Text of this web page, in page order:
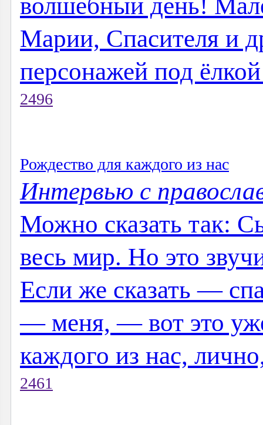
волшебный день!
Марии, Спасителя и
персонажей под
2496
Рождество для каждого из нас
Интервью с
Можно сказать так:
весь мир. Но это
Если же сказать —
— меня, — вот это
каждого из нас,
2461